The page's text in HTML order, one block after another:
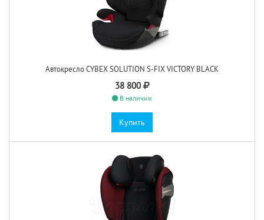
Автокресло CYBEX SOLUTION S-FIX VICTORY BLACK
38 800
В наличии
Купить